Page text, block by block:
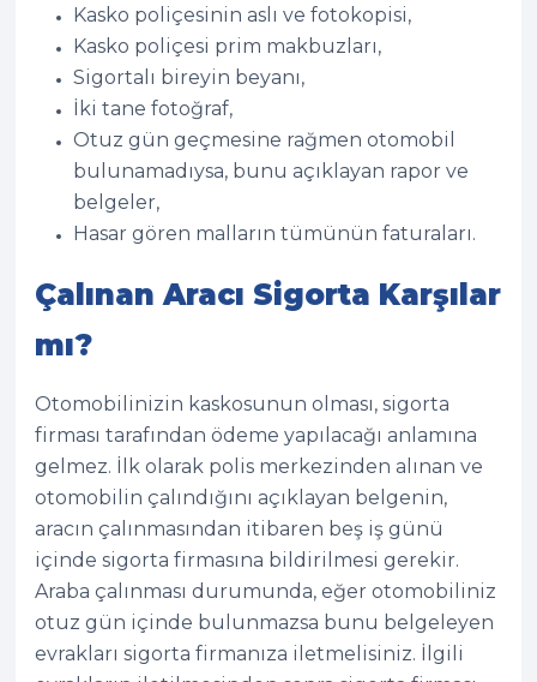
Kasko poliçesinin aslı ve fotokopisi,
Kasko poliçesi prim makbuzları,
Sigortalı bireyin beyanı,
İki tane fotoğraf,
Otuz gün geçmesine rağmen otomobil
bulunamadıysa, bunu açıklayan rapor ve
belgeler,
Hasar gören malların tümünün faturaları.
Çalınan Aracı Sigorta Karşılar
mı?
Otomobilinizin kaskosunun olması, sigorta
firması tarafından ödeme yapılacağı anlamına
gelmez. İlk olarak polis merkezinden alınan ve
otomobilin çalındığını açıklayan belgenin,
aracın çalınmasından itibaren beş iş günü
içinde sigorta firmasına bildirilmesi gerekir.
Araba çalınması durumunda, eğer otomobiliniz
otuz gün içinde bulunmazsa bunu belgeleyen
evrakları sigorta firmanıza iletmelisiniz. İlgili